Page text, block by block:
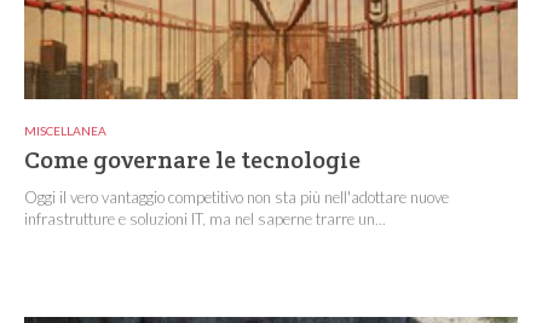
MISCELLANEA
Come governare le tecnologie
Oggi il vero vantaggio competitivo non sta più nell'adottare nuove
infrastrutture e soluzioni IT, ma nel saperne trarre un...